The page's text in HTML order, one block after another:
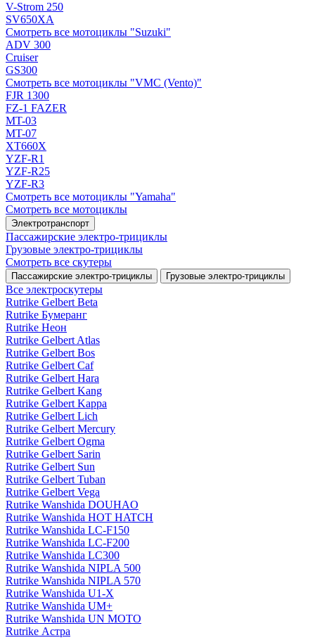
V-Strom 250
SV650XA
Смотреть все мотоциклы "Suzuki"
ADV 300
Cruiser
GS300
Смотреть все мотоциклы "VMC (Vento)"
FJR 1300
FZ-1 FAZER
MT-03
MT-07
XT660X
YZF-R1
YZF-R25
YZF-R3
Смотреть все мотоциклы "Yamaha"
Смотреть все мотоциклы
Электротранспорт
Пассажирские электро‑трициклы
Грузовые электро‑трициклы
Смотреть все скутеры
Пассажирские электро‑трициклы Грузовые электро‑трициклы
Все электро­скутеры
Rutrike Gelbert Beta
Rutrike Бумеранг
Rutrike Неон
Rutrike Gelbert Atlas
Rutrike Gelbert Bos
Rutrike Gelbert Caf
Rutrike Gelbert Hara
Rutrike Gelbert Kang
Rutrike Gelbert Kappa
Rutrike Gelbert Lich
Rutrike Gelbert Mercury
Rutrike Gelbert Ogma
Rutrike Gelbert Sarin
Rutrike Gelbert Sun
Rutrike Gelbert Tuban
Rutrike Gelbert Vega
Rutrike Wanshida DOUHAO
Rutrike Wanshida HOT HATCH
Rutrike Wanshida LC-F150
Rutrike Wanshida LC-F200
Rutrike Wanshida LC300
Rutrike Wanshida NIPLA 500
Rutrike Wanshida NIPLA 570
Rutrike Wanshida U1-X
Rutrike Wanshida UM+
Rutrike Wanshida UN MOTO
Rutrike Астра